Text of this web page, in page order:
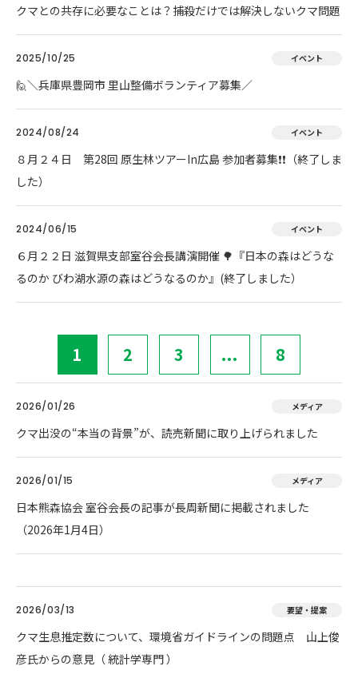
クマとの共存に必要なことは？捕殺だけでは解決しないクマ問題
2025/10/25 イベント
🙋＼兵庫県豊岡市 里山整備ボランティア募集／
2024/08/24 イベント
８月２４日 第28回 原生林ツアーIn広島 参加者募集❗❗（終了しま
した）
2024/06/15 イベント
６月２２日 滋賀県支部室谷会長講演開催 🌳『日本の森はどうな
るのか びわ湖水源の森はどうなるのか』(終了しました）
1 2 3 ... 8
2026/01/26 メディア
クマ出没の“本当の背景”が、読売新聞に取り上げられました
2026/01/15 メディア
日本熊森協会 室谷会長の記事が長周新聞に掲載されました
（2026年1月4日）
2026/03/13 要望・提案
クマ生息推定数について、環境省ガイドラインの問題点 山上俊
彦氏からの意見（ 統計学専門 ）